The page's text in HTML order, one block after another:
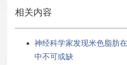
相关内容
神经科学家发现米色脂肪
中不可或缺